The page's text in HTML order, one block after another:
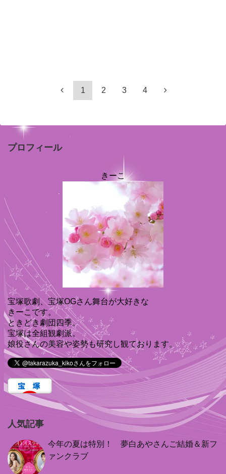
1 2 3 4
プロフィール
きーこ
宝塚歌劇、宝塚OGさん舞台が大好きな
きーこです。
ときどき劇団四季。
宝塚は全組観劇派。
娘役さんの美容や姿勢も研究し観ております。
人気記事
今年の夏は特別！ 夢白あやさんご結婚＆新フ
ァンクラブ